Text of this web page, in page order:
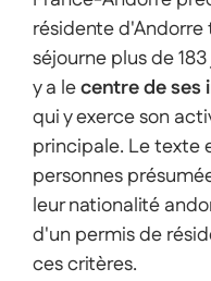
résidente
séjourne plus de
y a lecentre de
qui y exerce son
principale. Le texte
personnes
leur nationalité
d'un permis de
ces critères.